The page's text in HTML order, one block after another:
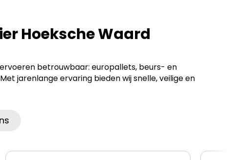
Hoeksche Waard
betrouwbaar: europallets, beurs- en
jarenlange ervaring bieden wij snelle, veilige en